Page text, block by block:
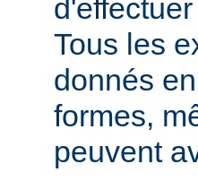
Tous les
donnés
formes,
peuvent